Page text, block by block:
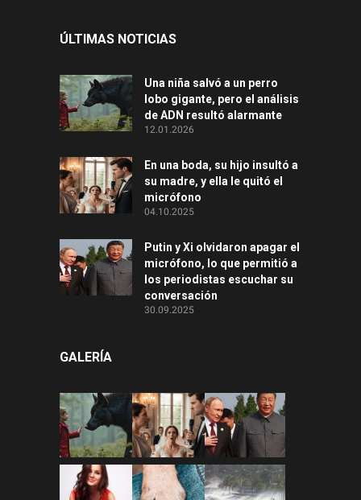
ÚLTIMAS NOTICIAS
Una niña salvó a un perro
lobo gigante, pero el análisis
de ADN resultó alarmante
12.01.2026
En una boda, su hijo insultó a
su madre, y ella le quitó el
micrófono
04.10.2025
Putin y Xi olvidaron apagar el
micrófono, lo que permitió a
los periodistas escuchar su
conversación
30.09.2025
GALERÍA